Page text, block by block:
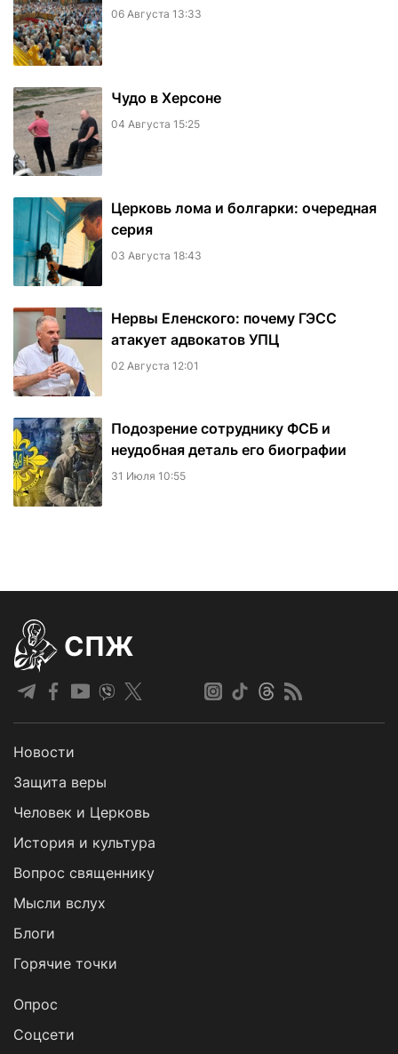
06 Августа 13:33
Чудо в Херсоне
04 Августа 15:25
Церковь лома и болгарки: очередная
серия
03 Августа 18:43
Нервы Еленского: почему ГЭСС
атакует адвокатов УПЦ
02 Августа 12:01
Подозрение сотруднику ФСБ и
неудобная деталь его биографии
31 Июля 10:55
СПЖ
Новости
Защита веры
Человек и Церковь
История и культура
Вопрос священнику
Мысли вслух
Блоги
Горячие точки
Опрос
Cоцсети